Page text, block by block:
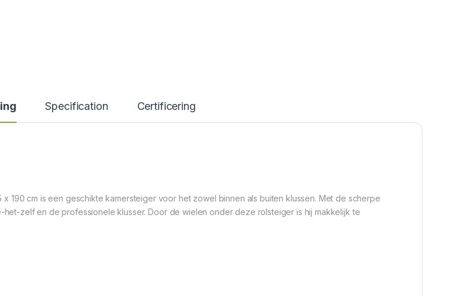
Specification Certificering
190 cm is een geschikte kamersteiger voor het zowel binnen als buiten klussen. Met de scherpe
zelf en de professionele klusser. Door de wielen onder deze rolsteiger is hij makkelijk te